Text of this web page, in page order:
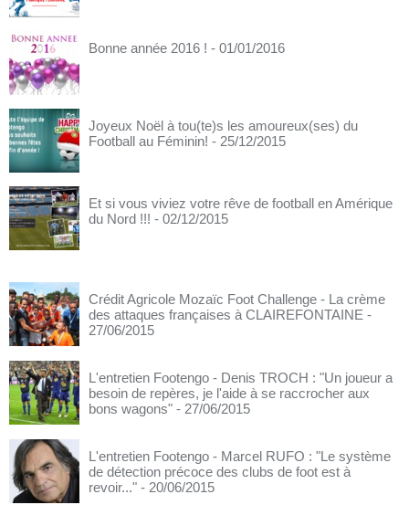
Bonne année 2016 ! - 01/01/2016
Joyeux Noël à tou(te)s les amoureux(ses) du
Football au Féminin! - 25/12/2015
Et si vous viviez votre rêve de football en Amérique
du Nord !!! - 02/12/2015
Crédit Agricole Mozaïc Foot Challenge - La crème
des attaques françaises à CLAIREFONTAINE -
27/06/2015
L'entretien Footengo - Denis TROCH : "Un joueur a
besoin de repères, je l'aide à se raccrocher aux
bons wagons" - 27/06/2015
L'entretien Footengo - Marcel RUFO : "Le système
de détection précoce des clubs de foot est à
revoir..." - 20/06/2015